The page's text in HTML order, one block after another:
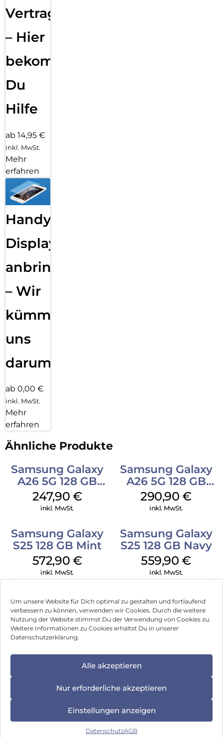
Um unsere Website für Dich optimal zu gestalten und fortlaufend
verbessern zu können, verwenden wir Cookies. Durch die weitere
Nutzung der Website stimmst Du der Verwendung von Cookies zu.
Weitere Informationen zu Cookies erhältst Du in unserer
Datenschutzerklärung.
Alle akzeptieren
Nur erforderliche akzeptieren
Einstellungen anzeigen
DatenschutzAGB
Vertragsabwicklung
– Hier
bekommst
Du
Hilfe
ab 14,95 €
inkl. MwSt.
Mehr
erfahren
Handy
Displayfolie
anbringen
– Wir
kümmern
uns
darum!
ab 0,00 €
inkl. MwSt.
Mehr
erfahren
Ähnliche Produkte
Samsung Galaxy
A26 5G 128 GB
Black
247,90 €
inkl. MwSt.
Samsung Galaxy
A26 5G 128 GB
White
290,90€
inkl. MwSt.
Samsung Galaxy
S25 128 GB Mint
572,90 €
inkl. MwSt.
Samsung Galaxy
S25 128 GB Navy
559,90€
inkl. MwSt.
Samsung Galaxy
S25 128 GB Silver
Shadow
594,90€
inkl. MwSt.
Samsung Galaxy
A16 LTE 128 GB
Black
130,90€
Samsung Galaxy
GB Black
237,90€
Crosscall Core S5
91,90
Google Pixel 9 Pro